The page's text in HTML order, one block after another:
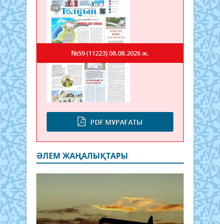
PDF МҰРАҒАТЫ
№59 (11223)08.08.2026 ж.
ӘЛЕМ ЖАҢАЛЫҚТАРЫ